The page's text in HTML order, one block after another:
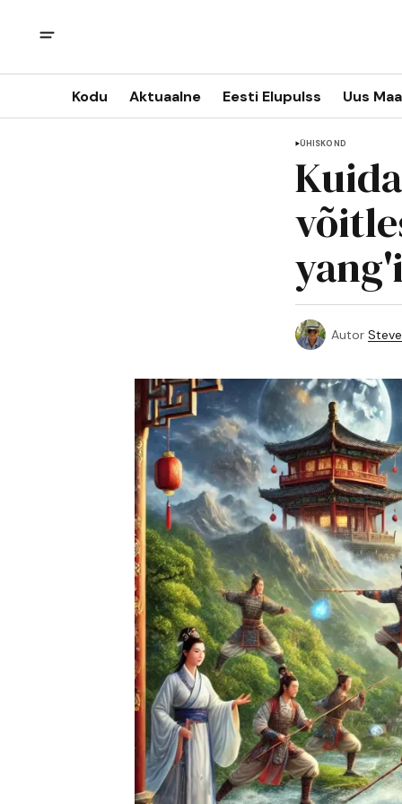
Kodu Aktuaalne Eesti Elupulss Uus
ÜHISKOND
Autor